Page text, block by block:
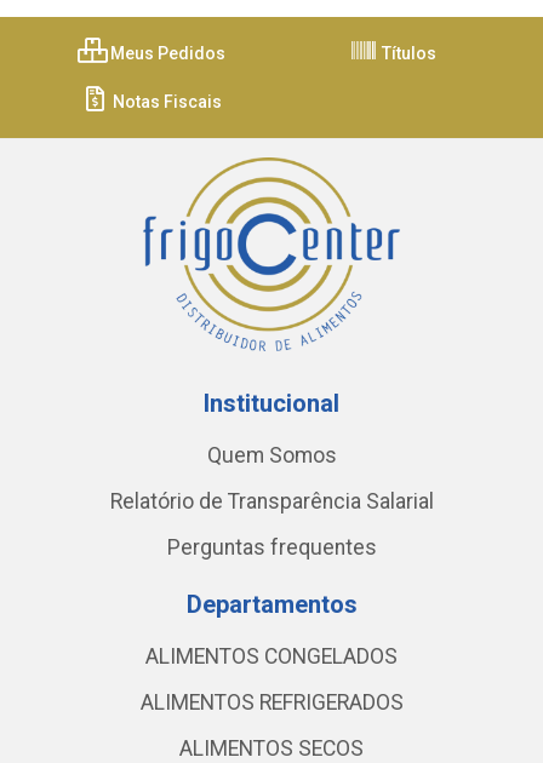
Meus Pedidos Títulos
Notas Fiscais
Institucional
Quem Somos
Relatório de Transparência Salarial
Perguntas frequentes
Departamentos
ALIMENTOS CONGELADOS
ALIMENTOS REFRIGERADOS
ALIMENTOS SECOS